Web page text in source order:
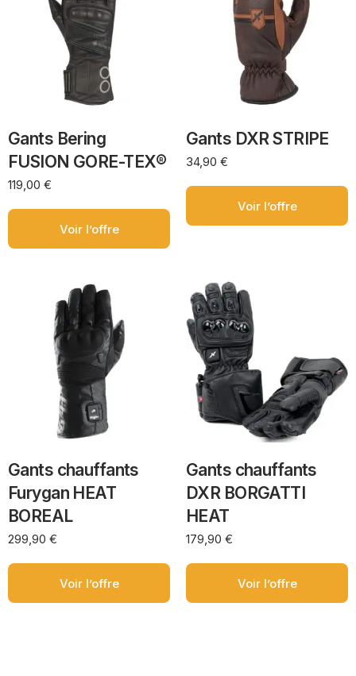
Gants Bering
FUSION GORE-TEX®
119,00 €
Voir l’offre
Gants DXR STRIPE
34,90 €
Voir l’offre
Gants chauffants
Furygan HEAT
BOREAL
299,90 €
Voir l’offre
Gants chauffants
DXR BORGATTI
HEAT
179,90 €
Voir l’offre